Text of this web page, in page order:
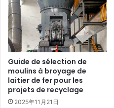
Guide de sélection de
moulins à broyage de
laitier de fer pour les
projets de recyclage
2025年11月21日